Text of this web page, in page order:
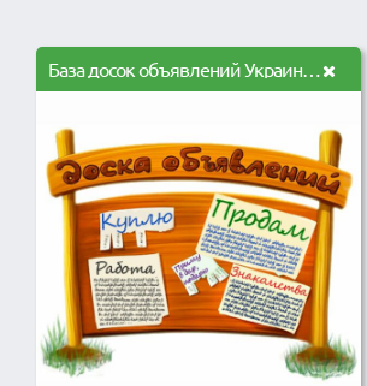
База досок объявлений Украины с возможностью поставить ссылку на свой сайт (90 шт)